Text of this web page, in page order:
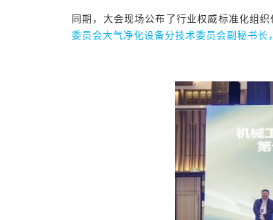
同期，大会现场公布了行业权威标准化组
委员会大气净化设备分技术委员会副秘书长